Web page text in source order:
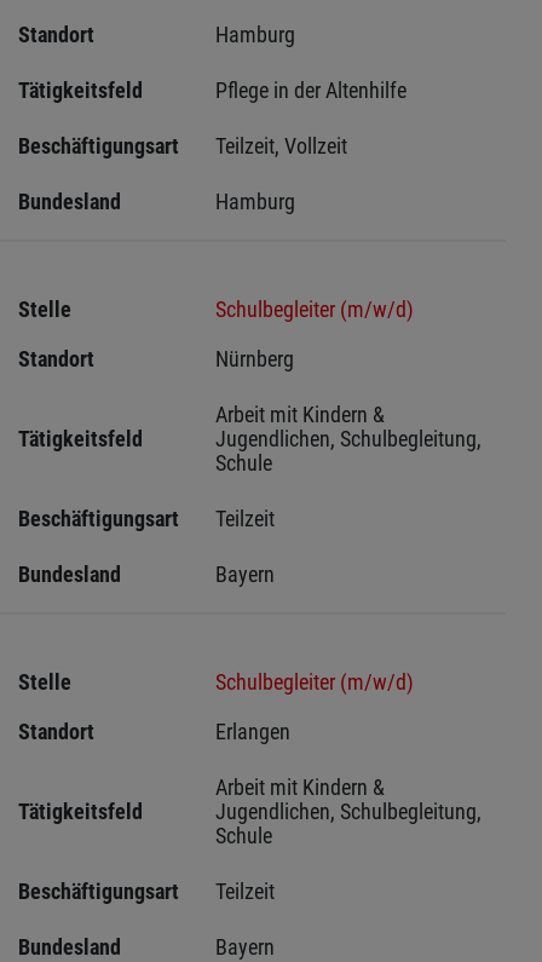
Standort
Hamburg
Tätigkeitsfeld Pflege in der Altenhilfe
Beschäftigungsart Teilzeit, Vollzeit
Bundesland Hamburg
Stelle
Schulbegleiter (m/w/d)
Standort
Nürnberg
Tätigkeitsfeld
Arbeit mit Kindern &
Jugendlichen, Schulbegleitung,
Schule
Beschäftigungsart Teilzeit
Bundesland Bayern
Stelle
Schulbegleiter (m/w/d)
Standort
Erlangen
Tätigkeitsfeld
Arbeit mit Kindern &
Jugendlichen, Schulbegleitung,
Schule
Beschäftigungsart Teilzeit
Bundesland Bayern